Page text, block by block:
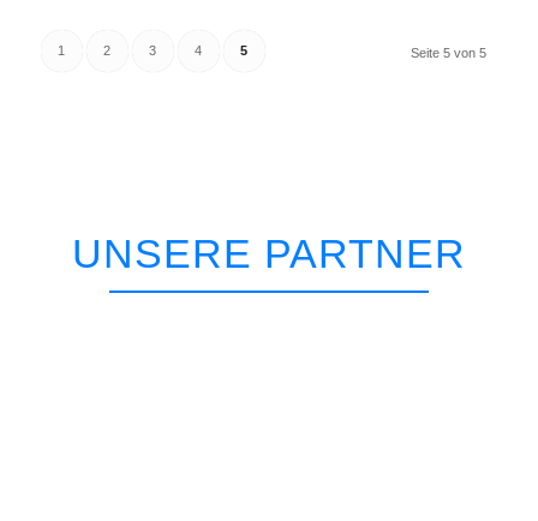
Seite 5 von 5
1 2 3 4 5
UNSERE PARTNER